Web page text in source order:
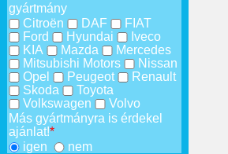
gyártmány
Citroën
DAF
FIAT
Ford
Hyundai
Iveco
KIA
Mazda
Mercedes
Mitsubishi Motors
Nissan
Opel
Peugeot
Renault
Skoda
Toyota
Volkswagen
Volvo
Más gyártmányra is érdekel
ajánlat!*
igen
nem